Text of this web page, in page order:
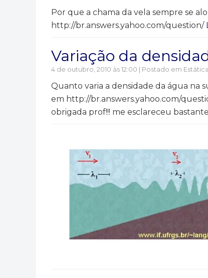
Por que a chama da vela sempre se
http://br.answers.yahoo.com/question/
Variação da
4 de outubro, 2010 às 12:00 | Postado em
Quanto varia a densidade da água na
em http://br.answers.yahoo.com/
obrigada prof!!! me esclareceu